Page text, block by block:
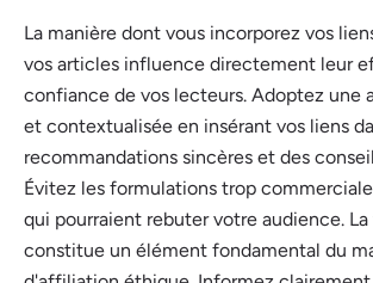
La manière dont vous incorporez vos
vos articles influence directement leur
confiance de vos lecteurs. Adoptez une
et contextualisée en insérant vos liens
recommandations sincères et des
Évitez les formulations trop
qui pourraient rebuter votre audience.
constitue un élément fondamental du